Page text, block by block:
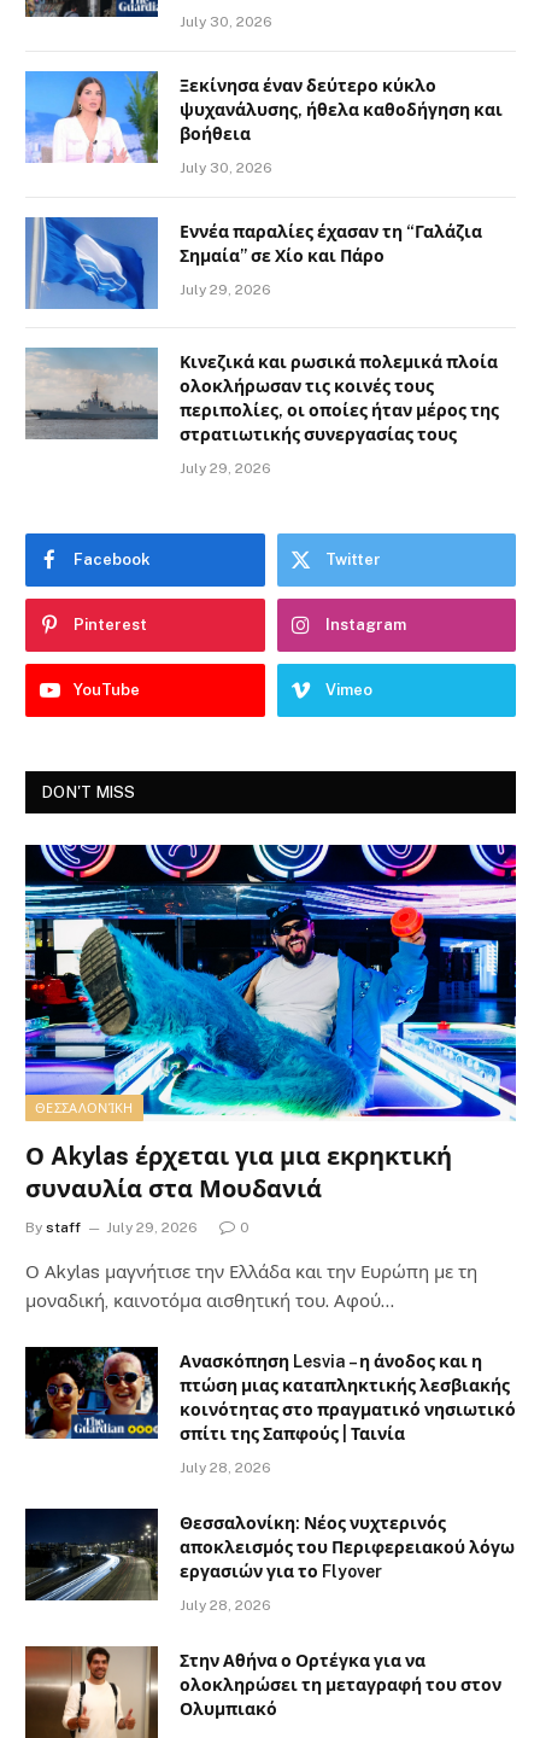
July 30, 2026
Ξεκίνησα έναν δεύτερο κύκλο
ψυχανάλυσης, ήθελα καθοδήγηση και
βοήθεια
July 30, 2026
Εννέα παραλίες έχασαν τη “Γαλάζια
Σημαία” σε Χίο και Πάρο
July 29, 2026
Κινεζικά και ρωσικά πολεμικά πλοία
ολοκλήρωσαν τις κοινές τους
περιπολίες, οι οποίες ήταν μέρος της
στρατιωτικής συνεργασίας τους
July 29, 2026
Facebook Twitter
Pinterest Instagram
YouTube Vimeo
DON'T MISS
ΘΕΣΣΑΛΟΝΊΚΗ
Ο Akylas έρχεται για μια εκρηκτική
συναυλία στα Μουδανιά
By staff July 29, 2026 0
Ο Αkylas μαγνήτισε την Ελλάδα και την Ευρώπη με τη
μοναδική, καινοτόμα αισθητική του. Αφού…
Ανασκόπηση Lesvia – η άνοδος και η
πτώση μιας καταπληκτικής λεσβιακής
κοινότητας στο πραγματικό νησιωτικό
σπίτι της Σαπφούς | Ταινία
July 28, 2026
Θεσσαλονίκη: Νέος νυχτερινός
αποκλεισμός του Περιφερειακού λόγω
εργασιών για το Flyover
July 28, 2026
Στην Αθήνα ο Ορτέγκα για να
ολοκληρώσει τη μεταγραφή του στον
Ολυμπιακό